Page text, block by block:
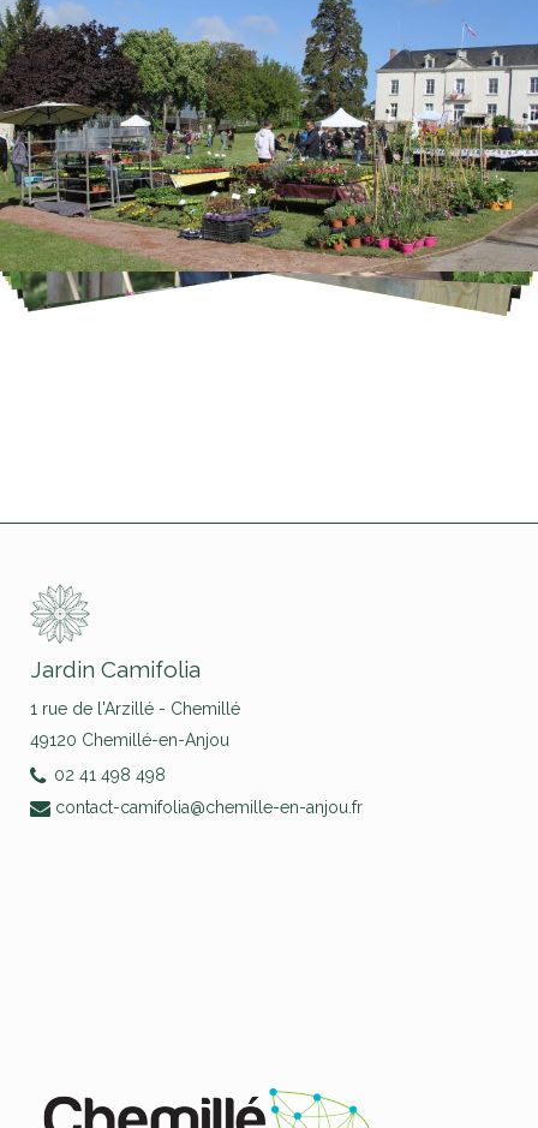
Jardin Camifolia
1 rue de l'Arzillé - Chemillé
49120 Chemillé-en-Anjou
02 41 498 498
contact-camifolia@chemille-en-anjou.fr